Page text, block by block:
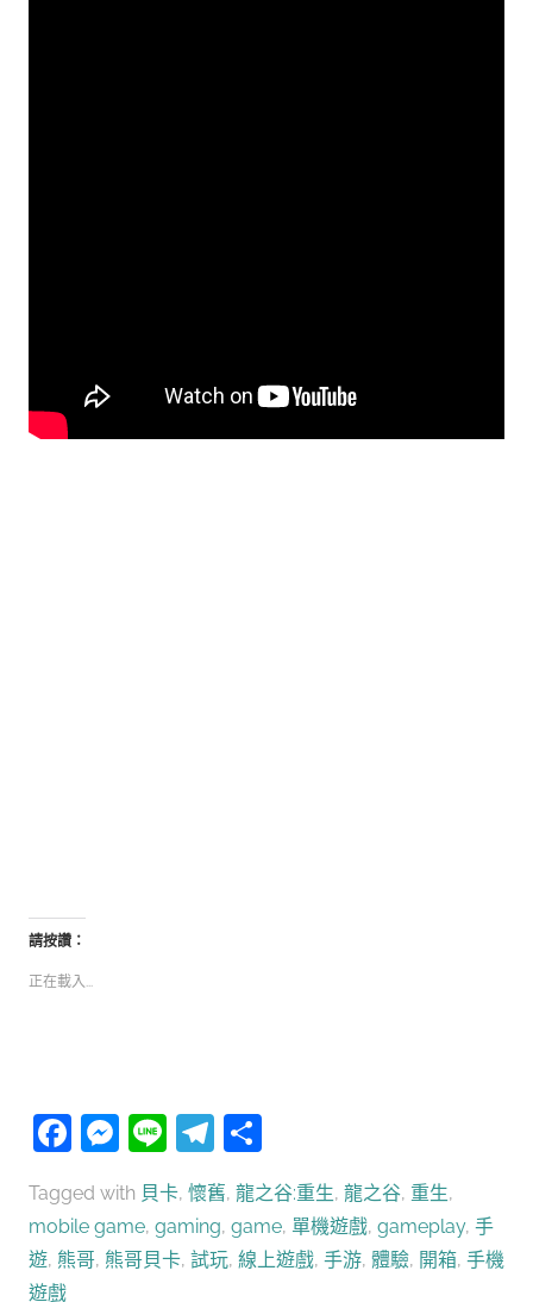
請按讚：
正在載入...
Facebook
Messenger
LineTelegram
Tagged with 貝卡, 懷舊, 龍之谷:重生, 龍之谷, 重生,
mobile game, gaming, game, 單機遊戲, gameplay, 手
遊, 熊哥, 熊哥貝卡, 試玩, 線上遊戲, 手游, 體驗, 開箱, 手機
遊戲